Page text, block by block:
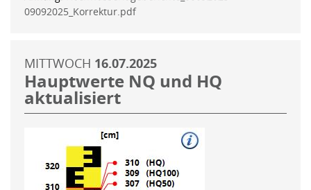
09092025_Korrektur.pdf
MITTWOCH 16.07.2025
Hauptwerte NQ und HQ
aktualisiert